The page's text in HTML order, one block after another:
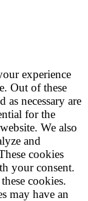
experience
Out of these
as necessary are
for the
We also
and
cookies
your consent.
cookies.
may have an